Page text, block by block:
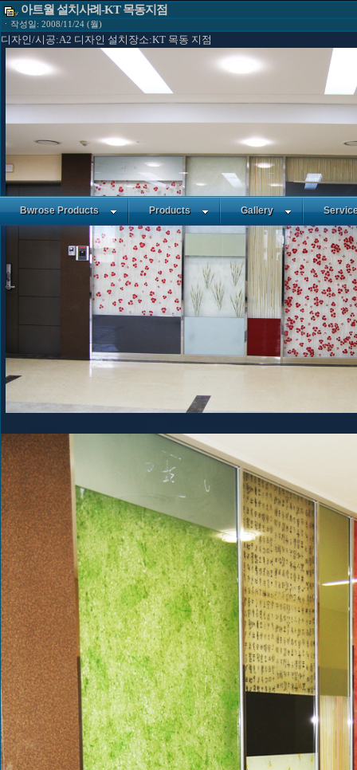
Bwrose Products Products Gallery
아트월 설치사례-KT 목동지점
ㆍ작성일: 2008/11/24 (월)
디자인/시공:A2 디자인 설치장소:KT 목동 지점